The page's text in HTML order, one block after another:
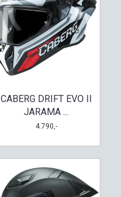
CABERG DRIFT EVO II
JARAMA ...
4.790,-